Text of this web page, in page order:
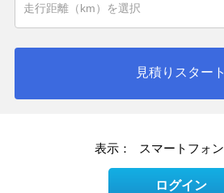
見積りスタート
表示： スマートフォン
ログイン